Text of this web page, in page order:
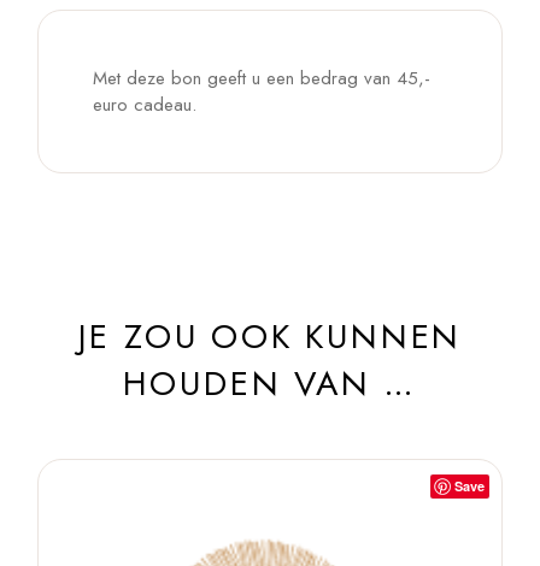
Met deze bon geeft u een bedrag van 45,-
euro cadeau.
JE ZOU OOK KUNNEN
HOUDEN VAN …
Save